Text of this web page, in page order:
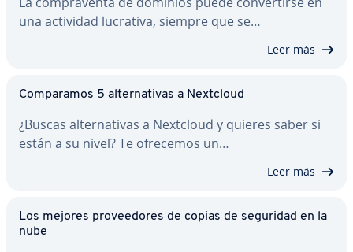
una actividad lucrativa, siempre que se…
Leer más
Co­m­pa­ra­mos 5 al­te­r­na­ti­vas a Nextcloud
¿Buscas al­te­r­na­ti­vas a Nextcloud y quieres saber si
están a su nivel? Te ofrecemos un…
Leer más
Los mejores pro­vee­do­res de copias de seguridad en la
nube